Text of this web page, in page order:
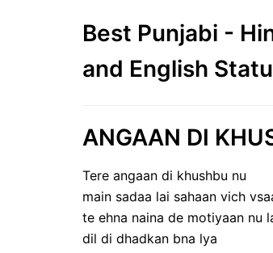
Best Punjabi -
and English
ANGAAN DI
Tere angaan di khushbu nu
main sadaa lai sahaan vich
te ehna naina de motiyaan nu
dil di dhadkan bna lya